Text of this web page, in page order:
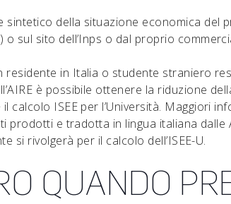
sintetico della situazione economica
sul sito dell’Inps o dal proprio
in Italia o studente straniero
è possibile ottenere la riduzione
calcolo ISEE per l’Università. Maggiori
prodotti e tradotta in lingua italiana
si rivolgerà per il calcolo dell’ISEE-U.
QUANDO